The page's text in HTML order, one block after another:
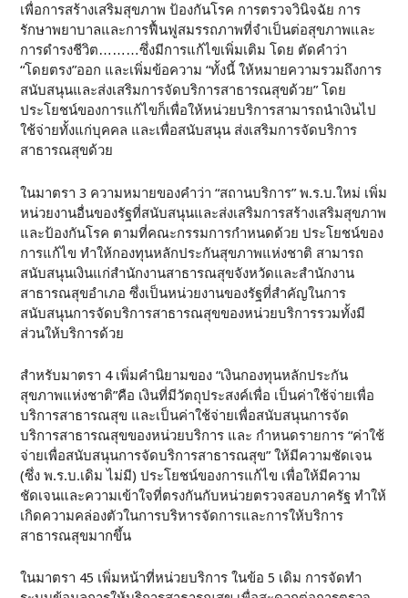
เพื่อการสร้างเสริมสุขภาพ ป้องกันโรค การตรวจวินิจฉัย การ
รักษาพยาบาลและการฟื้นฟูสมรรถภาพที่จำเป็นต่อสุขภาพและ
การดำรงชีวิต………ซึ่งมีการแก้ไขเพิ่มเติม โดย ตัดคำว่า
“โดยตรง”ออก และเพิ่มข้อความ “ทั้งนี้ ให้หมายความรวมถึงการ
สนับสนุนและส่งเสริมการจัดบริการสาธารณสุขด้วย” โดย
ประโยชน์ของการแก้ไขก็เพื่อให้หน่วยบริการสามารถนำเงินไป
ใช้จ่ายทั้งแก่บุคคล และเพื่อสนับสนุน ส่งเสริมการจัดบริการ
สาธารณสุขด้วย
ในมาตรา 3 ความหมายของคำว่า “สถานบริการ” พ.ร.บ.ใหม่ เพิ่ม
หน่วยงานอื่นของรัฐที่สนับสนุนและส่งเสริมการสร้างเสริมสุขภาพ
และป้องกันโรค ตามที่คณะกรรมการกำหนดด้วย ประโยชน์ของ
การแก้ไข ทำให้กองทุนหลักประกันสุขภาพแห่งชาติ สามารถ
สนับสนุนเงินแก่สำนักงานสาธารณสุขจังหวัดและสำนักงาน
สาธารณสุขอำเภอ ซึ่งเป็นหน่วยงานของรัฐที่สำคัญในการ
สนับสนุนการจัดบริการสาธารณสุขของหน่วยบริการรวมทั้งมี
ส่วนให้บริการด้วย
สำหรับมาตรา 4 เพิ่มคำนิยามของ “เงินกองทุนหลักประกัน
สุขภาพแห่งชาติ”คือ เงินที่มีวัตถุประสงค์เพื่อ เป็นค่าใช้จ่ายเพื่อ
บริการสาธารณสุข และเป็นค่าใช้จ่ายเพื่อสนับสนุนการจัด
บริการสาธารณสุขของหน่วยบริการ และ กำหนดรายการ “ค่าใช้
จ่ายเพื่อสนับสนุนการจัดบริการสาธารณสุข” ให้มีความชัดเจน
(ซึ่ง พ.ร.บ.เดิม ไม่มี) ประโยชน์ของการแก้ไข เพื่อให้มีความ
ชัดเจนและความเข้าใจที่ตรงกันกับหน่วยตรวจสอบภาครัฐ ทำให้
เกิดความคล่องตัวในการบริหารจัดการและการให้บริการ
สาธารณสุขมากขึ้น
ในมาตรา 45 เพิ่มหน้าที่หน่วยบริการ ในข้อ 5 เดิม การจัดทำ